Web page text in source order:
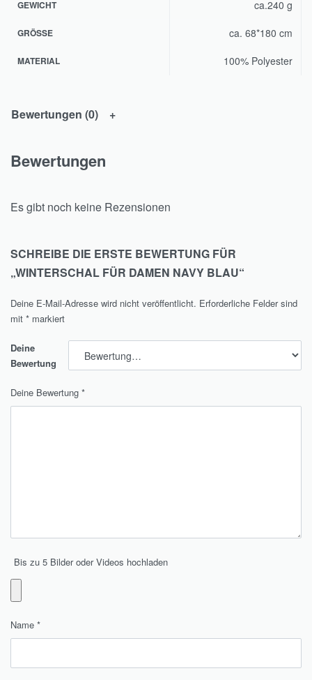
GEWICHT ca.240 g
GRÖSSE ca. 68*180 cm
MATERIAL 100% Polyester
Bewertungen (0)
Bewertungen
Es gibt noch keine Rezensionen
SCHREIBE DIE ERSTE BEWERTUNG FÜR
„WINTERSCHAL FÜR DAMEN NAVY BLAU“
Deine E-Mail-Adresse wird nicht veröffentlicht. Erforderliche Felder sind
mit * markiert
Deine
Bewertung
Deine Bewertung *
Bis zu 5 Bilder oder Videos hochladen
Name *